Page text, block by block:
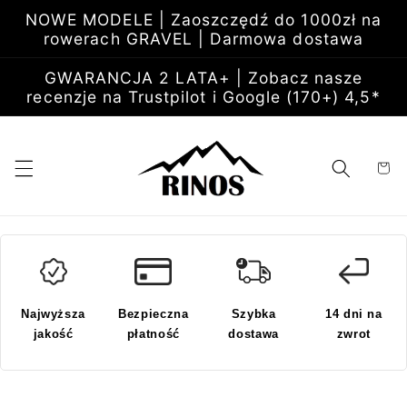
do
treści
NOWE MODELE | Zaoszczędź do 1000zł na
rowerach GRAVEL | Darmowa dostawa
GWARANCJA 2 LATA+ | Zobacz nasze
recenzje na Trustpilot i Google (170+) 4,5*
Koszyk
Najwyższa
jakość
Bezpieczna
płatność
Szybka
dostawa
14 dni na
zwrot